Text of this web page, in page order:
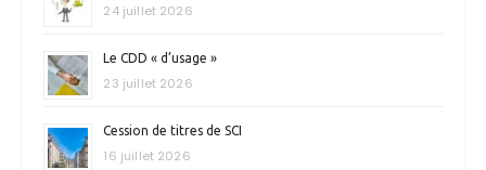
24 juillet 2026
Le CDD « d’usage »
23 juillet 2026
Cession de titres de SCI
16 juillet 2026